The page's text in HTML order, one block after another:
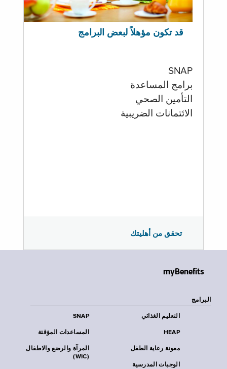
قد تكون مؤهلاً لبعض البرامج
SNAP
برامج المساعدة
التأمين الصحي
الائتمانات الضريبية
تحقق من أهليتك
myBenefits
البرامج
SNAP التعليم الغذائي
المساعدات المؤقتة HEAP
المرآة والرضع والاطفال
(WIC)
معونة رعاية الطفل
الوجبات المدرسية